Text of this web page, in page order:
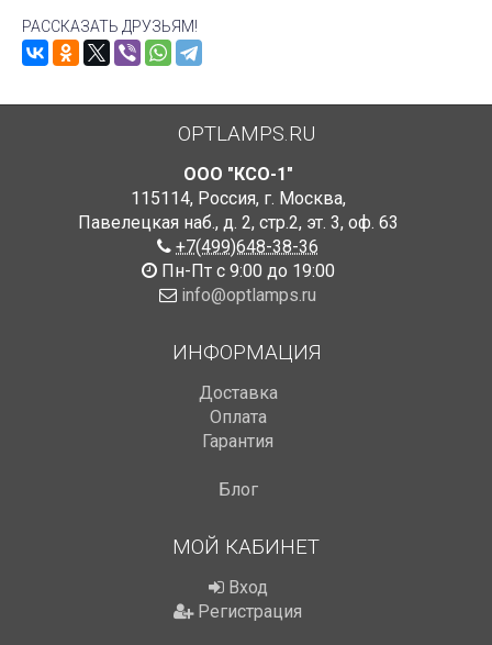
РАССКАЗАТЬ ДРУЗЬЯМ!
OPTLAMPS.RU
ООО "КСО-1"
115114, Россия, г. Москва,
Павелецкая наб., д. 2, стр.2, эт. 3, оф. 63
+7(499)648-38-36
Пн-Пт с 9:00 до 19:00
info@optlamps.ru
ИНФОРМАЦИЯ
Доставка
Оплата
Гарантия
Блог
МОЙ КАБИНЕТ
Вход
Регистрация